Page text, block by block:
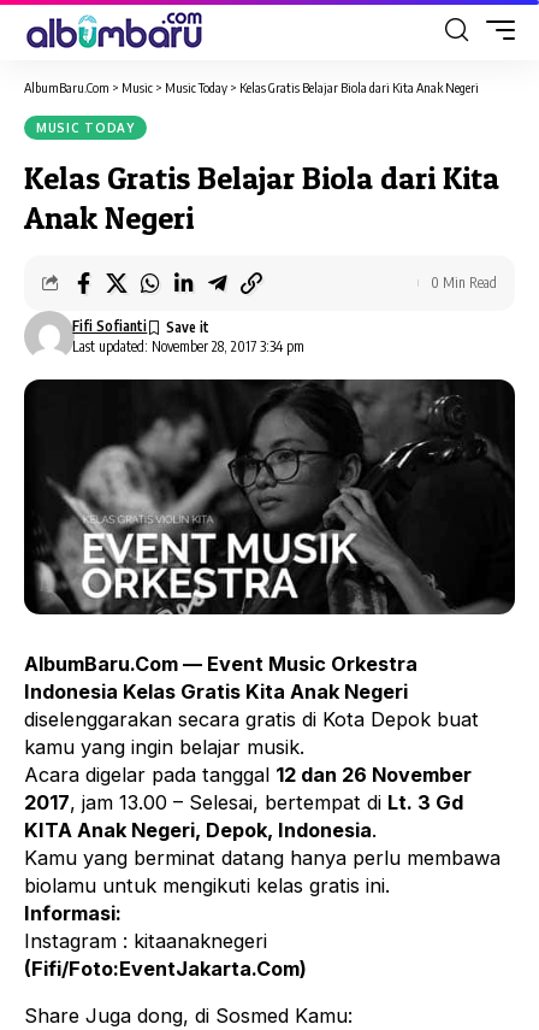
AlbumBaru.Com > Music > Music Today > Kelas Gratis Belajar Biola dari Kita Anak Negeri
MUSIC TODAY
Kelas Gratis Belajar Biola dari Kita
Anak Negeri
Last updated: November 28, 2017 3:34 pm
Fifi Sofianti
0 Min Read
AlbumBaru.Com — Event Music Orkestra
Indonesia Kelas Gratis Kita Anak Negeri
diselenggarakan secara gratis di Kota Depok buat
kamu yang ingin belajar musik.
Acara digelar pada tanggal 12 dan 26 November
2017, jam 13.00 – Selesai, bertempat di Lt. 3 Gd
KITA Anak Negeri, Depok, Indonesia.
Kamu yang berminat datang hanya perlu membawa
biolamu untuk mengikuti kelas gratis ini.
Informasi:
Instagram : kitaanaknegeri
(Fifi/Foto:EventJakarta.Com)
Share Juga dong, di Sosmed Kamu: